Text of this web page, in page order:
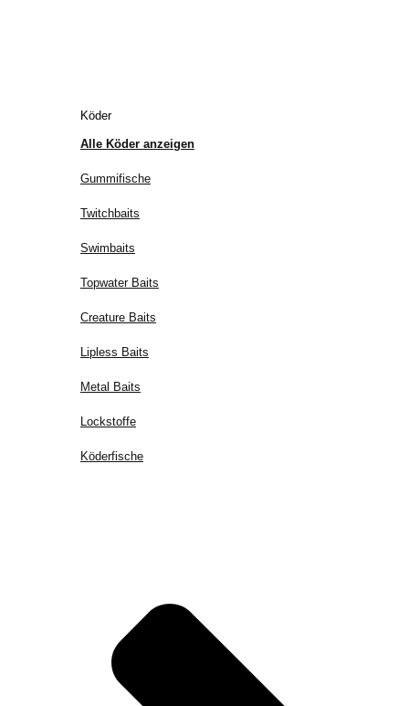
Köder
Alle Köder anzeigen
Gummifische
Twitchbaits
Swimbaits
Topwater Baits
Creature Baits
Lipless Baits
Metal Baits
Lockstoffe
Köderfische